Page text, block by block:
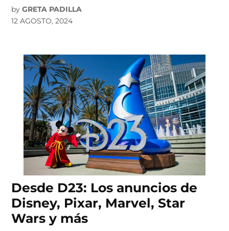
by GRETA PADILLA
12 AGOSTO, 2024
Desde D23: Los anuncios de
Disney, Pixar, Marvel, Star
Wars y más